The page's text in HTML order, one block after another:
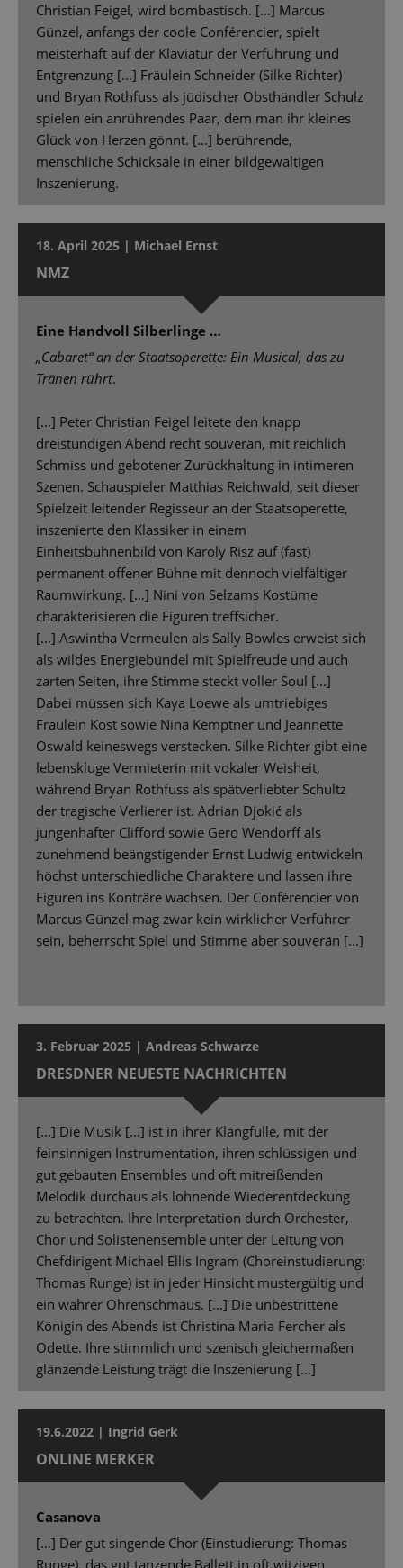
Christian Feigel, wird bombastisch. [...] Marcus
Günzel, anfangs der coole Conférencier, spielt
meisterhaft auf der Klaviatur der Verführung und
Entgrenzung [...] Fräulein Schneider (Silke Richter)
und Bryan Rothfuss als jüdischer Obsthändler Schulz
spielen ein anrührendes Paar, dem man ihr kleines
Glück von Herzen gönnt. [...] berührende,
menschliche Schicksale in einer bildgewaltigen
Inszenierung.
18. April 2025 | Michael Ernst
NMZ
Eine Handvoll Silberlinge …
„Cabaret“ an der Staatsoperette: Ein Musical, das zu
Tränen rührt.
[...] Peter Christian Feigel leitete den knapp
dreistündigen Abend recht souverän, mit reichlich
Schmiss und gebotener Zurückhaltung in intimeren
Szenen. Schauspieler Matthias Reichwald, seit dieser
Spielzeit leitender Regisseur an der Staatsoperette,
inszenierte den Klassiker in einem
Einheitsbühnenbild von Karoly Risz auf (fast)
permanent offener Bühne mit dennoch vielfältiger
Raumwirkung. […] Nini von Selzams Kostüme
charakterisieren die Figuren treffsicher.
[...] Aswintha Vermeulen als Sally Bowles erweist sich
als wildes Energiebündel mit Spielfreude und auch
zarten Seiten, ihre Stimme steckt voller Soul [...]
Dabei müssen sich Kaya Loewe als umtriebiges
Fräulein Kost sowie Nina Kemptner und Jeannette
Oswald keineswegs verstecken. Silke Richter gibt eine
lebenskluge Vermieterin mit vokaler Weisheit,
während Bryan Rothfuss als spätverliebter Schultz
der tragische Verlierer ist. Adrian Djokić als
jungenhafter Clifford sowie Gero Wendorff als
zunehmend beängstigender Ernst Ludwig entwickeln
höchst unterschiedliche Charaktere und lassen ihre
Figuren ins Konträre wachsen. Der Conférencier von
Marcus Günzel mag zwar kein wirklicher Verführer
sein, beherrscht Spiel und Stimme aber souverän [...]
3. Februar 2025 | Andreas Schwarze
DRESDNER NEUESTE NACHRICHTEN
[...] Die Musik […] ist in ihrer Klangfülle, mit der
feinsinnigen Instrumentation, ihren schlüssigen und
gut gebauten Ensembles und oft mitreißenden
Melodik durchaus als lohnende Wiederentdeckung
zu betrachten. Ihre Interpretation durch Orchester,
Chor und Solistenensemble unter der Leitung von
Chefdirigent Michael Ellis Ingram (Choreinstudierung:
Thomas Runge) ist in jeder Hinsicht mustergültig und
ein wahrer Ohrenschmaus. […] Die unbestrittene
Königin des Abends ist Christina Maria Fercher als
Odette. Ihre stimmlich und szenisch gleichermaßen
glänzende Leistung trägt die Inszenierung [...]
19.6.2022 | Ingrid Gerk
ONLINE MERKER
Casanova
[…] Der gut singende Chor (Einstudierung: Thomas
Runge), das gut tanzende Ballett in oft witzigen